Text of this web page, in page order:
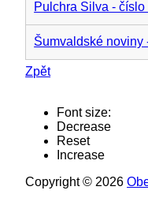
Pulchra Silva - číslo
Šumvaldské noviny
Zpět
Font size:
Decrease
Reset
Increase
Copyright © 2026